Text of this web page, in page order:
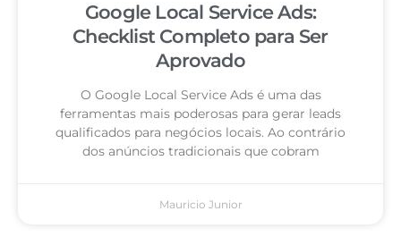
Google Local Service Ads:
Checklist Completo para Ser
Aprovado
O Google Local Service Ads é uma das
ferramentas mais poderosas para gerar leads
qualificados para negócios locais. Ao contrário
dos anúncios tradicionais que cobram
Mauricio Junior